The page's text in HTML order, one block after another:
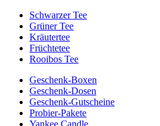
Schwarzer Tee
Grüner Tee
Kräutertee
Früchtetee
Rooibos Tee
Geschenk-Boxen
Geschenk-Dosen
Geschenk-Gutscheine
Probier-Pakete
Yankee Candle